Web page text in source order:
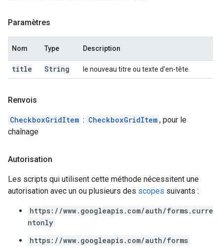
Paramètres
Nom Type Description
title String le nouveau titre ou texte d'en-tête.
Renvois
CheckboxGridItem : CheckboxGridItem , pour le
chaînage
Autorisation
Les scripts qui utilisent cette méthode nécessitent une
autorisation avec un ou plusieurs des scopes suivants :
https://www.googleapis.com/auth/forms.curre
ntonly
https://www.googleapis.com/auth/forms